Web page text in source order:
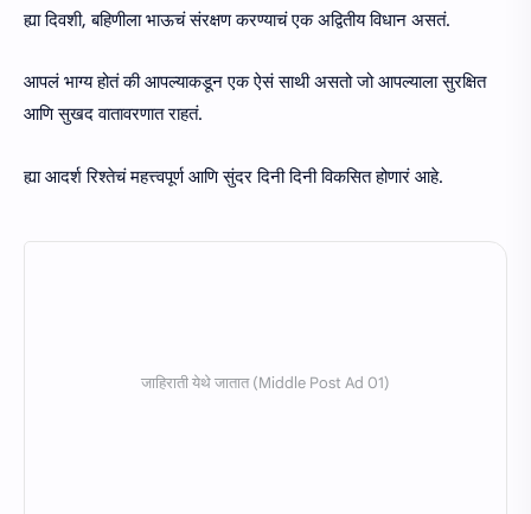
ह्या दिवशी, बहिणीला भाऊचं संरक्षण करण्याचं एक अद्वितीय विधान असतं.
आपलं भाग्य होतं की आपल्याकडून एक ऐसं साथी असतो जो आपल्याला सुरक्षित
आणि सुखद वातावरणात राहतं.
ह्या आदर्श रिश्तेचं महत्त्वपूर्ण आणि सुंदर दिनी दिनी विकसित होणारं आहे.